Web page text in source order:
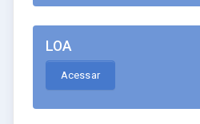
LOA
Acessar